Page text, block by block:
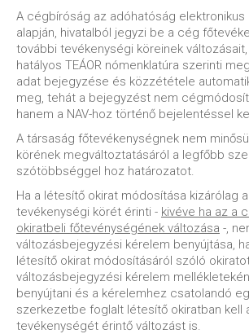
A cégbíróság az adóhatóság
alapján, hivatalból jegyzi be a cég
további tevékenységi köreinek
hatályos TEÁOR nómenklatúra szerinti
adat bejegyzése és közzététele
meg, tehát a bejegyzést nem
hanem a NAV-hoz történő bejelentéssel
A társaság főtevékenységnek nem
körének megváltoztatásáról a legfőbb
szótöbbséggel hoz határozatot.
Ha a létesítő okirat módosítása kizárólag
tevékenységi körét érinti - kivéve ha az a
okiratbeli főtevénységének változása -,
változásbejegyzési kérelem benyújtása,
létesítő okirat módosításáról szóló
változásbejegyzési kérelem
benyújtani és a kérelemhez csatolandó
szerkezetbe foglalt létesítő okiratban kell
tevékenységét érintő változást is.